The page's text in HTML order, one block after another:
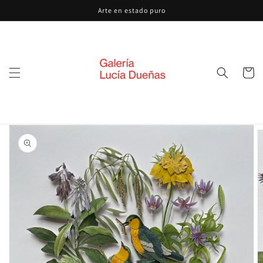
al contenido
Arte en estado puro
Carrito
directamente
a la
información